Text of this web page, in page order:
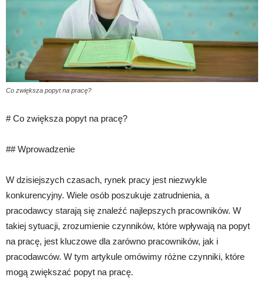
Co zwiększa popyt na pracę?
# Co zwiększa popyt na pracę?
## Wprowadzenie
W dzisiejszych czasach, rynek pracy jest niezwykle
konkurencyjny. Wiele osób poszukuje zatrudnienia, a
pracodawcy starają się znaleźć najlepszych pracowników. W
takiej sytuacji, zrozumienie czynników, które wpływają na popyt
na pracę, jest kluczowe dla zarówno pracowników, jak i
pracodawców. W tym artykule omówimy różne czynniki, które
mogą zwiększać popyt na pracę.